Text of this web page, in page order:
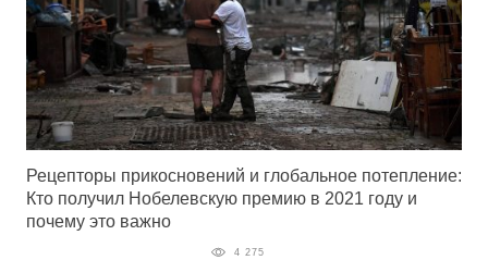
Рецепторы прикосновений и глобальное потепление:
Кто получил Нобелевскую премию в 2021 году и
почему это важно
4 275